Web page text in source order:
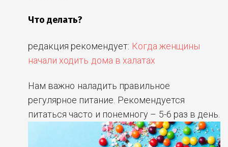
Что делать?
редакция рекомендует: Когда женщины
начали ходить дома в халатах
Нам важно наладить правильное
регулярное питание. Рекомендуется
питаться часто и понемногу – 5-6 раз в день.